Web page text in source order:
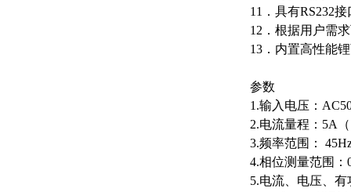
11．具有RS232
12．根据用户需
13．内置高性
参数
1.输入电压：
2.电流量程：5A
3.频率范围：
4.相位测量范围：
5.电流、电压、